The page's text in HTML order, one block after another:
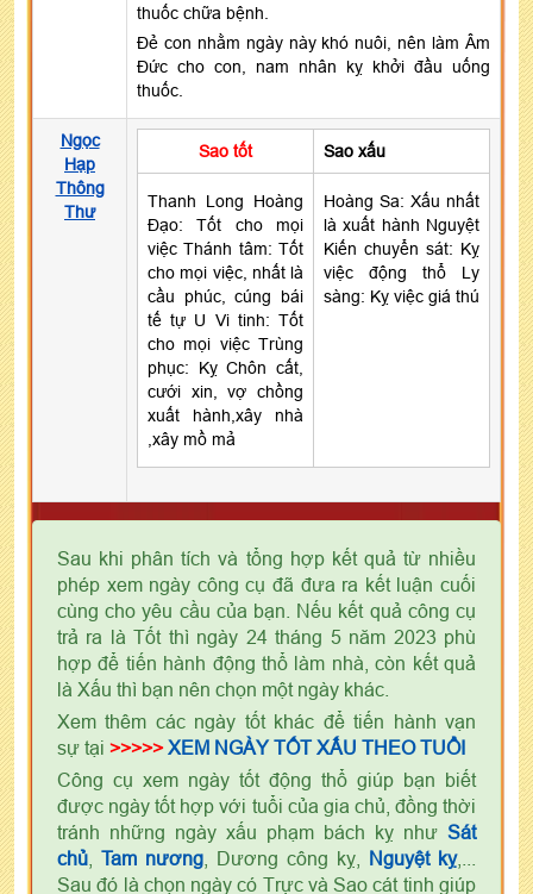
thuốc chữa bệnh.
Đẻ con nhằm ngày này khó nuôi, nên làm Âm
Đức cho con, nam nhân kỵ khởi đầu uống
thuốc.
Ngọc
Hạp
Thông
Thư
Sao tốt Sao xấu
Thanh Long Hoàng
Đạo: Tốt cho mọi
việc Thánh tâm: Tốt
cho mọi việc, nhất là
cầu phúc, cúng bái
tế tự U Vi tinh: Tốt
cho mọi việc Trùng
phục: Kỵ Chôn cất,
cưới xin, vợ chồng
xuất hành,xây nhà
,xây mồ mả
Hoàng Sa: Xấu nhất
là xuất hành Nguyệt
Kiến chuyển sát: Kỵ
việc động thổ Ly
sàng: Kỵ việc giá thú
Sau khi phân tích và tổng hợp kết quả từ nhiều
phép xem ngày công cụ đã đưa ra kết luận cuối
cùng cho yêu cầu của bạn. Nếu kết quả công cụ
trả ra là Tốt thì ngày 24 tháng 5 năm 2023 phù
hợp để tiến hành động thổ làm nhà, còn kết quả
là Xấu thì bạn nên chọn một ngày khác.
Xem thêm các ngày tốt khác để tiến hành vạn
sự tại >>>>> XEM NGÀY TỐT XẤU THEO TUỔI
Công cụ xem ngày tốt động thổ giúp bạn biết
được ngày tốt hợp với tuổi của gia chủ, đồng thời
tránh những ngày xấu phạm bách kỵ như Sát
chủ
Tam nương , Dương công kỵ, Nguyệt kỵ,...
Sau đó là chọn ngày có Trực và Sao cát tinh giúp